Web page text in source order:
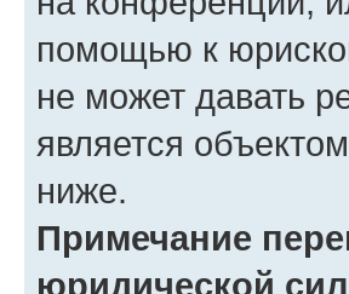
помощью к
не может давать
является
ниже.
Примечание
юридической